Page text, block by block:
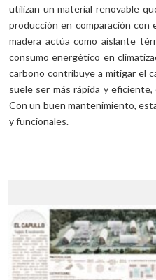
utilizan un material renovable
producción en comparación con
madera actúa como aislante
consumo energético en
carbono contribuye a mitigar el
suele ser más rápida y
Con un buen mantenimiento,
y funcionales.